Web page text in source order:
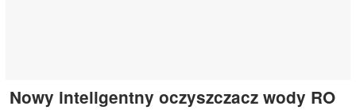
Nowy inteligentny oczyszczacz wody RO